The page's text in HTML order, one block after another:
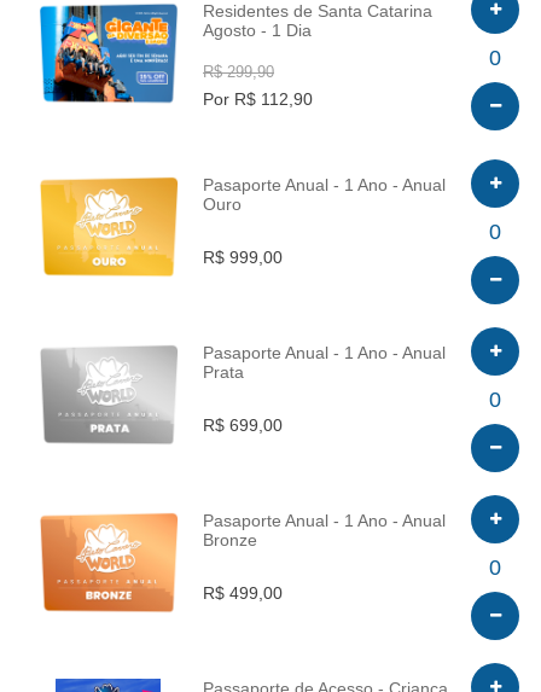
INFO
Residentes de Santa Catarina
Agosto - 1 Dia
R$ 299,90
Por R$ 112,90
0
INFO
Pasaporte Anual - 1 Ano - Anual
Ouro
R$ 999,00
0
INFO
Pasaporte Anual - 1 Ano - Anual
Prata
R$ 699,00
0
INFO
Pasaporte Anual - 1 Ano - Anual
Bronze
R$ 499,00
0